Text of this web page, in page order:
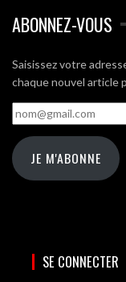
ABONNEZ-VOUS
Saisissez votre
chaque nouvel article
nom@gmail.com
JE M'ABONNE
SE CONNECTER